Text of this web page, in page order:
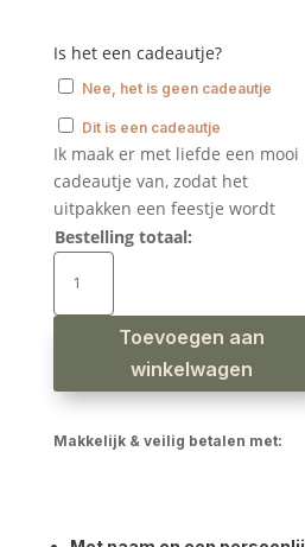
Is het een cadeautje?
Nee, het is geen cadeautje
Dit is een cadeautje
Ik maak er met liefde een mooi
cadeautje van, zodat het
uitpakken een feestje wordt
Bestelling totaal:
Houten
rond
aantal
Toevoegen aan
winkelwagen
Makkelijk & veilig betalen met: